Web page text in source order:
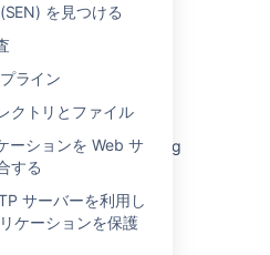
を見つける
ライン
クトリとファイル
ーションを Web サ
する
サーバーを利用し
ケーションを保護
スペースが含まれている
能は動作しません。
で操作する 必要がありま
Jira Data Center では動作
の起動に致命的な影響を
考えられ、いずれかが無
トを使用します。正規表現
は許可されておらず、アプ
is set to Japanese,
by ASCII are Being
Marks
encoding [] is not
some pages